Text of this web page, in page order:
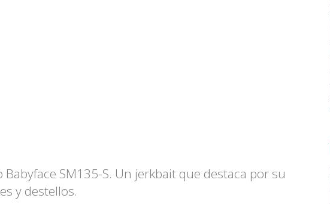
SM135-S. Un jerkbait que destaca por su
y destellos.